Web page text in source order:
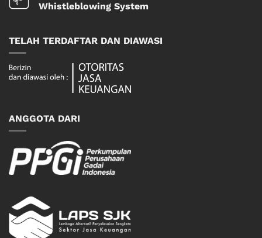
Whistleblowing System
TELAH TERDAFTAR DAN DIAWASI
ANGGOTA DARI